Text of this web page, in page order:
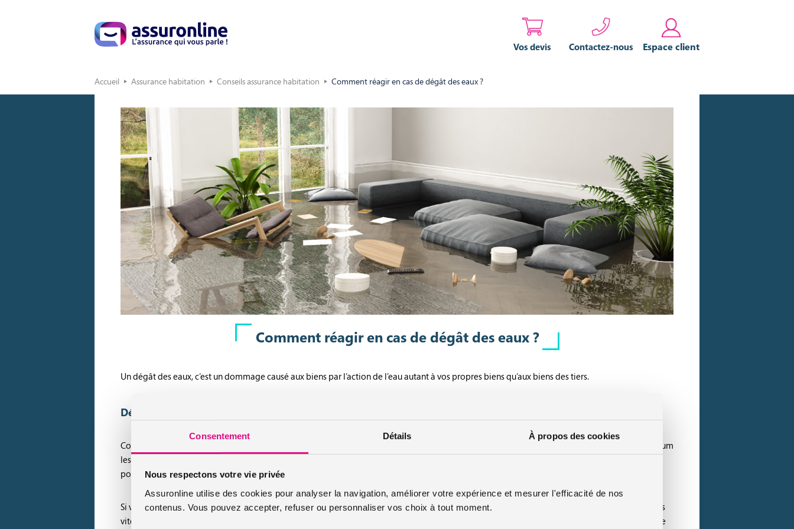
Consentement Détails À propos des cookies
Nous respectons votre vie privée
Assuronline utilise des cookies pour analyser la navigation, améliorer votre expérience et mesurer l'efficacité de nos
contenus. Vous pouvez accepter, refuser ou personnaliser vos choix à tout moment.
Vos devis Contactez-nous Espace client
Accueil Assurance habitation Conseils assurance habitation Comment réagir en cas de dégât des eaux ?
Comment réagir en cas de dégât des eaux ?
Un dégât des eaux, c’est un dommage causé aux biens par l’action de l’eau autant à vos propres biens qu’aux biens des tiers.
Dégât des eaux : agir vite pour enrayer la fuite et les dommages qui en découlent
Constater un
n’est jamais une partie de plaisir. Toutefois, il ne faut pas tarder à effectuer les bons gestes pour limiter au maximum
les dommages causés par l’eau. Il conviendra donc d’agir vite en fermant les arrivées d’eau, en coupant l’électricité et en aérant correctement
pour éviter que l’humidité ne s’installe.
Si vous ne pouvez arrêter l’écoulement parce qu’il ne vient pas de chez vous ou que l’arrivée d’eau est inaccessible, il conviendra de faire au plus
vite pour prévenir les personnes aptes à enrayer la fuite. Il faudra également engager rapidement les réparations pour éviter que la situation ne